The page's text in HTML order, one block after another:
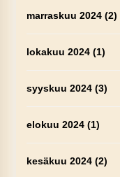
marraskuu 2024(2)
lokakuu 2024(1)
syyskuu 2024(3)
elokuu 2024(1)
kesäkuu 2024(2)